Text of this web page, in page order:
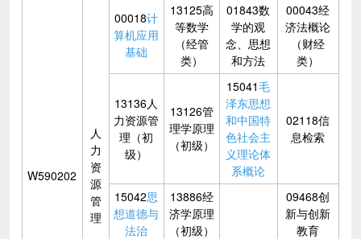
W590202
人
力
资
源
管
理
00018计
算机应用
基础
13125高
等数学
（经管
类）
01843数
学的观
念、思想
和方法
00043经
济法概论
（财经
类）
13136人
力资源管
理（初
级）
13126管
理学原理
（初级）
15041毛
泽东思想
和中国特
色社会主
义理论体
系概论
02118信
息检索
15042思
想道德与
法治
13886经
济学原理
（初级）
09468创
新与创新
教育